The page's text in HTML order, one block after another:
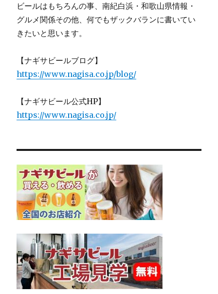
ビールはもちろんの事、南紀白浜・和歌山県情報・
グルメ関係その他、何でもザックバランに書いてい
きたいと思います。
【ナギサビールブログ】
https://www.nagisa.co.jp/blog/
【ナギサビール公式HP】
https://www.nagisa.co.jp/